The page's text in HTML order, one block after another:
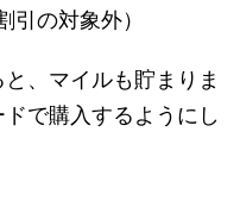
引の対象外）
、マイルも貯まりま
で購入するようにし